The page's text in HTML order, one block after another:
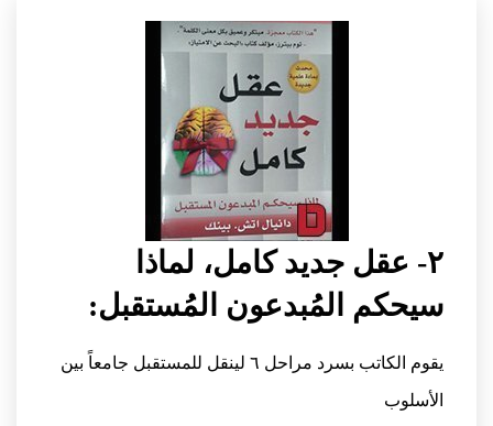
٢- عقل جديد كامل، لماذا
سيحكم المُبدعون المُستقبل:
يقوم الكاتب بسرد مراحل ٦ لينقل للمستقبل جامعاً بين
الأسلوب